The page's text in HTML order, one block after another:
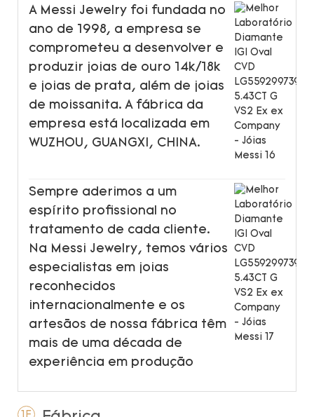
A Messi Jewelry foi fundada no
ano de 1998, a empresa se
comprometeu a desenvolver e
produzir joias de ouro 14k/18k
e joias de prata, além de joias
de moissanita. A fábrica da
empresa está localizada em
WUZHOU, GUANGXI, CHINA.
Sempre aderimos a um
espírito profissional no
tratamento de cada cliente.
Na Messi Jewelry, temos vários
especialistas em joias
reconhecidos
internacionalmente e os
artesãos de nossa fábrica têm
mais de uma década de
experiência em produção